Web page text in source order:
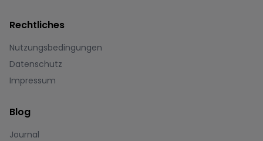
Rechtliches
Nutzungsbedingungen
Datenschutz
Impressum
Blog
Journal